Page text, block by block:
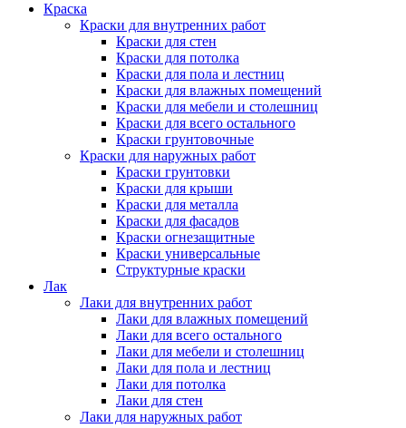
Краска
Краски для внутренних работ
Краски для стен
Краски для потолка
Краски для пола и лестниц
Краски для влажных помещений
Краски для мебели и столешниц
Краски для всего остального
Краски грунтовочные
Краски для наружных работ
Краски грунтовки
Краски для крыши
Краски для металла
Краски для фасадов
Краски огнезащитные
Краски универсальные
Структурные краски
Лак
Лаки для внутренних работ
Лаки для влажных помещений
Лаки для всего остального
Лаки для мебели и столешниц
Лаки для пола и лестниц
Лаки для потолка
Лаки для стен
Лаки для наружных работ